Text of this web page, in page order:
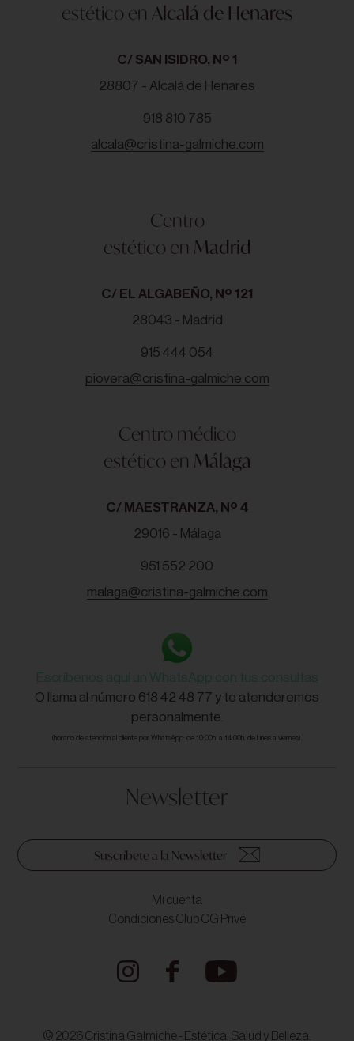
estético en Alcalá de Henares
C/ SAN ISIDRO, Nº 1
28807 - Alcalá de Henares
918 810 785
alcala@cristina-galmiche.com
Centro
estético en Madrid
C/ EL ALGABEÑO, Nº 121
28043 - Madrid
915 444 054
piovera@cristina-galmiche.com
Centro médico
estético en Málaga
C/ MAESTRANZA, Nº 4
29016 - Málaga
951 552 200
malaga@cristina-galmiche.com
Escríbenos aquí un WhatsApp con tus consultas
O llama al número 618 42 48 77 y te atenderemos
personalmente.
(horario de atención al cliente por WhatsApp: de 10:00h. a 14:00h. de lunes a viernes).
Newsletter
Suscríbete a la Newsletter
Mi cuenta
Condiciones Club CG Privé
© 2026 Cristina Galmiche - Estética, Salud y Belleza.